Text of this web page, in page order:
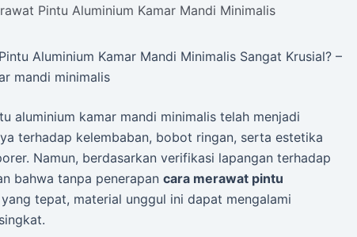
Pintu Aluminium Kamar Mandi Minimalis
Aluminium Kamar Mandi Minimalis Sangat Krusial? –
mandi minimalis
aluminium kamar mandi minimalis telah menjadi
terhadap kelembaban, bobot ringan, serta estetika
Namun, berdasarkan verifikasi lapangan terhadap
bahwa tanpa penerapan cara merawat pintu
yang tepat, material unggul ini dapat mengalami